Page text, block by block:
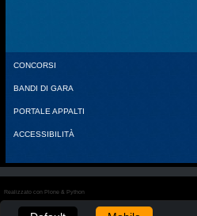
CONCORSI
BANDI DI GARA
PORTALE APPALTI
ACCESSIBILITÀ
Realizzato con Plone & Python